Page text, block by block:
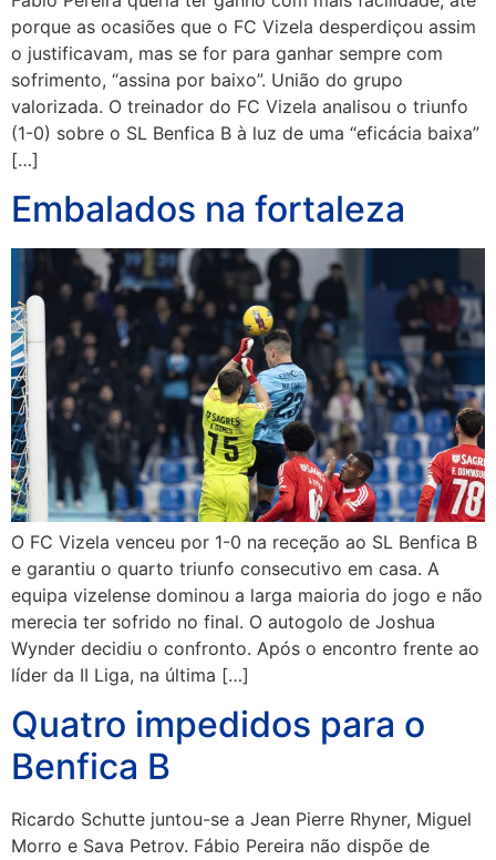
porque as ocasiões que o FC Vizela desperdiçou assim
o justificavam, mas se for para ganhar sempre com
sofrimento, “assina por baixo”. União do grupo
valorizada. O treinador do FC Vizela analisou o triunfo
(1-0) sobre o SL Benfica B à luz de uma “eficácia baixa”
[…]
Embalados na fortaleza
O FC Vizela venceu por 1-0 na receção ao SL Benfica B
e garantiu o quarto triunfo consecutivo em casa. A
equipa vizelense dominou a larga maioria do jogo e não
merecia ter sofrido no final. O autogolo de Joshua
Wynder decidiu o confronto. Após o encontro frente ao
líder da II Liga, na última […]
Quatro impedidos para o
Benfica B
Ricardo Schutte juntou-se a Jean Pierre Rhyner, Miguel
Morro e Sava Petrov. Fábio Pereira não dispõe de